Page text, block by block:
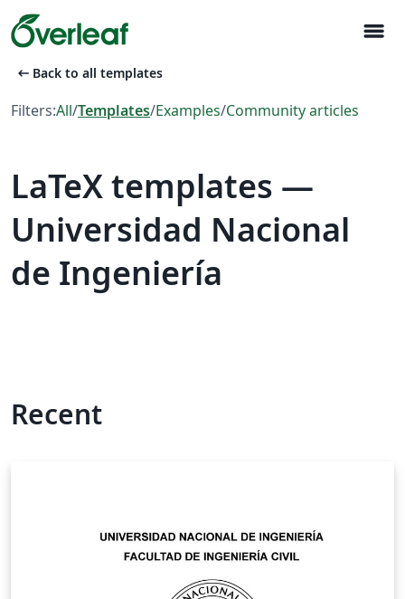
menu
arrow_left_alt Back to all templates
Filters:All/Templates/Examples/Community articles
LaTeX templates —
Universidad Nacional
de Ingeniería
Recent